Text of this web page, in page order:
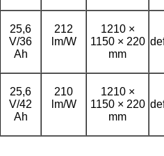
25,6
V/36
Ah
212
lm/W
1210 ×
1150 × 220
mm
25,6
V/42
Ah
210
lm/W
1210 ×
1150 × 220
mm